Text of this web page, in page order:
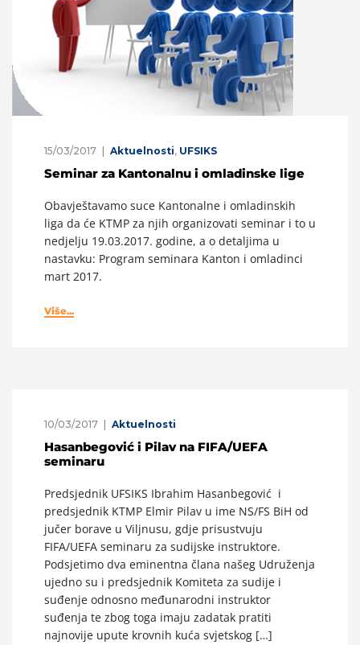
15/03/2017 Aktuelnosti, UFSIKS
Seminar za Kantonalnu i omladinske lige
Obavještavamo suce Kantonalne i omladinskih
liga da će KTMP za njih organizovati seminar i to u
nedjelju 19.03.2017. godine, a o detaljima u
nastavku: Program seminara Kanton i omladinci
mart 2017.
Više...
10/03/2017 Aktuelnosti
Hasanbegović i Pilav na FIFA/UEFA
seminaru
Predsjednik UFSIKS Ibrahim Hasanbegović i
predsjednik KTMP Elmir Pilav u ime NS/FS BiH od
jučer borave u Viljnusu, gdje prisustvuju
FIFA/UEFA seminaru za sudijske instruktore.
Podsjetimo dva eminentna člana našeg Udruženja
ujedno su i predsjednik Komiteta za sudije i
suđenje odnosno međunarodni instruktor
suđenja te zbog toga imaju zadatak pratiti
najnovije upute krovnih kuća svjetskog […]